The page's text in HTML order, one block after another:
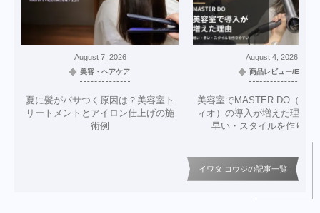
August 7, 2026
美容・ヘアケア
夏に髪がパサつく原因は？美容室ト
リートメントとアイロン仕上げの施
術例
August 4, 2026
商品レビュー/EC
美容室でMASTER DO（マ
ィオ）の導入が増えた理由
早い・スタイルを作りや
イワタ コウジの記事一覧